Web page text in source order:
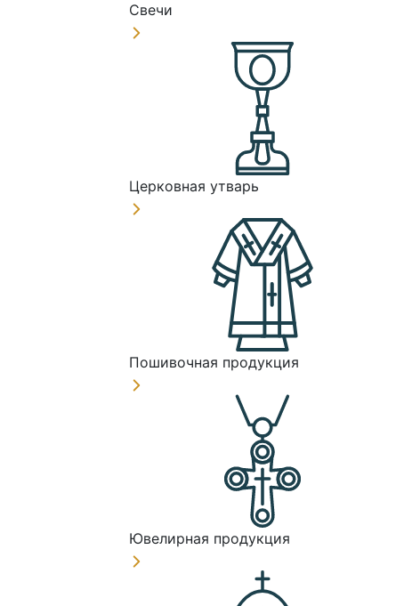
Свечи
Церковная утварь
Пошивочная продукция
Ювелирная продукция